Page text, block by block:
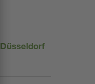
Düsseldorf